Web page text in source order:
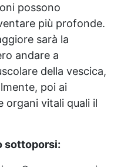
possono
più profonde.
sarà la
andare a
della vescica,
poi ai
organi vitali quali il
sottoporsi: